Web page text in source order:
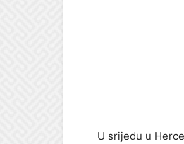
U srijedu u